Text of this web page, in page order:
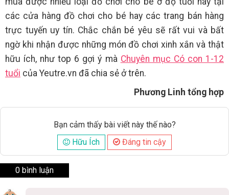
các cửa hàng đồ chơi cho bé hay các trang bán hàng
trực tuyến uy tín. Chắc chắn bé yêu sẽ rất vui và bất
ngờ khi nhận được những món đồ chơi xinh xắn và thật
hữu ích, như top 6 gợi ý mà Chuyên mục Có con 1-12
tuổi của Yeutre.vn đã chia sẻ ở trên.
Phương Linh tổng hợp
Bạn cảm thấy bài viết này thế nào?
Hữu Ích
Đáng tin cậy
0 bình luận